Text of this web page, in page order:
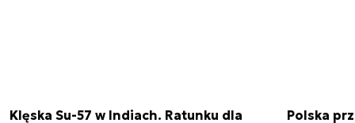
Klęska Su-57 w Indiach. Ratunku dla
Polska